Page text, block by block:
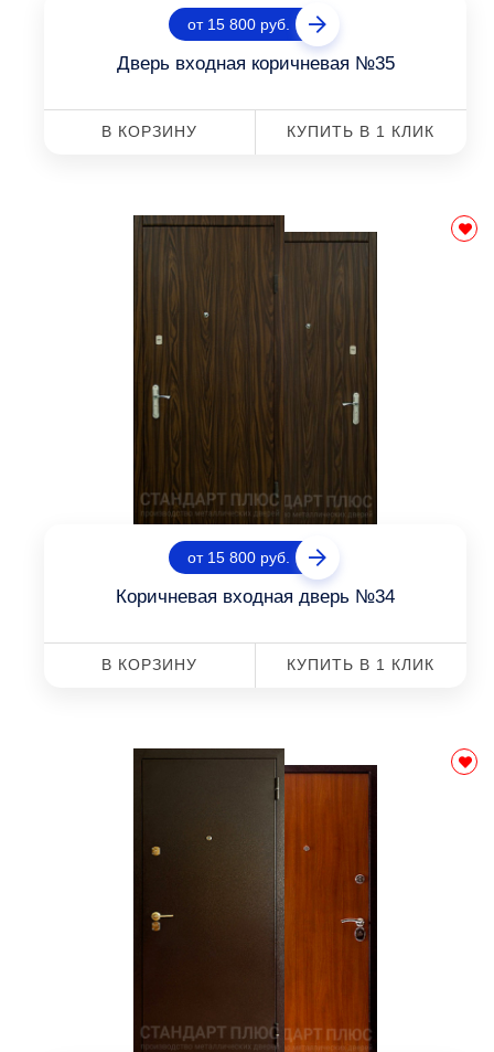
от 15 800 руб.
Дверь входная коричневая №35
В КОРЗИНУ КУПИТЬ В 1 КЛИК
от 15 800 руб.
Коричневая входная дверь №34
В КОРЗИНУ КУПИТЬ В 1 КЛИК